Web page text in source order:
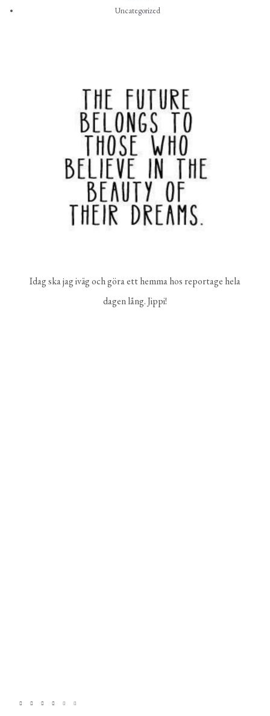
Uncategorized
Idag ska jag iväg och göra ett hemma hos reportage hela
dagen lång. Jippi!